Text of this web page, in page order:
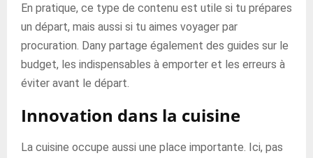
En pratique, ce type de contenu est utile si tu prépares
un départ, mais aussi si tu aimes voyager par
procuration. Dany partage également des guides sur le
budget, les indispensables à emporter et les erreurs à
éviter avant le départ.
Innovation dans la cuisine
La cuisine occupe aussi une place importante. Ici, pas